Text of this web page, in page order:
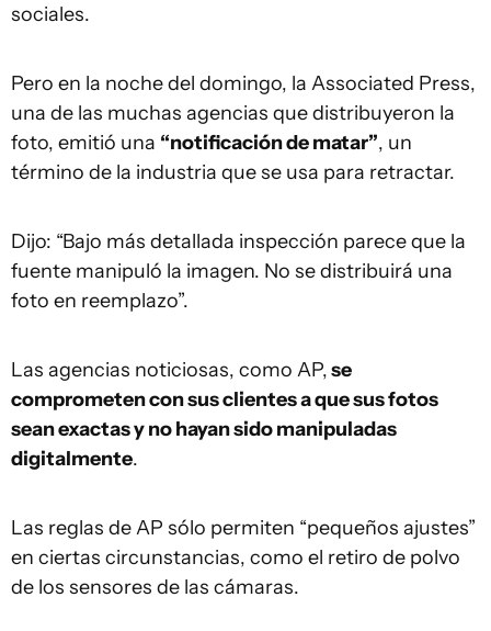
sociales.
Pero en la noche del domingo, la Associated Press,
una de las muchas agencias que distribuyeron la
foto, emitió una “notificación de matar”, un
término de la industria que se usa para retractar.
Dijo: “Bajo más detallada inspección parece que la
fuente manipuló la imagen. No se distribuirá una
foto en reemplazo”.
Las agencias noticiosas, como AP,se
comprometen con sus clientes a que sus fotos
sean exactas y no hayan sido manipuladas
digitalmente.
Las reglas de AP sólo permiten “pequeños ajustes”
en ciertas circunstancias, como el retiro de polvo
de los sensores de las cámaras.